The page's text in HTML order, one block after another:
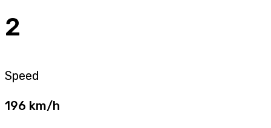
2
Speed
196 km/h